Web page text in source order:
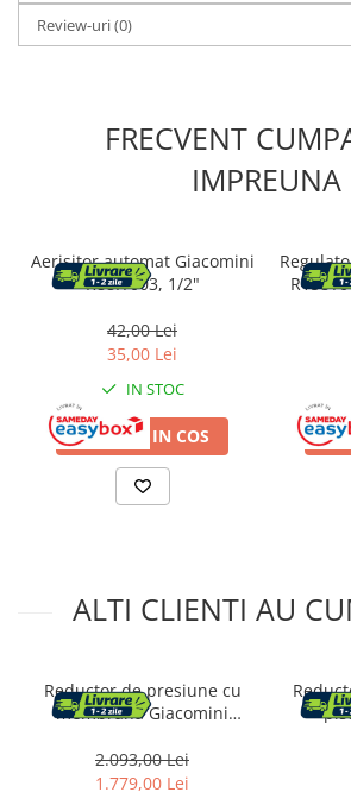
Review-uri(0)
FRECVENT
IMPREUNA
Aerisitor automat Giacomini
R88IY003, 1/2"
42,00 Lei
35,00 Lei
IN STOC
ADAUGA IN COS
ALTI CLIENTI AU
Reductor de presiune cu
membrana Giacomini
1" 1/2, 1.5-7 bar, alama CR,
PN25, pentru apa potabila
2.093,00 Lei
1.779,00 Lei